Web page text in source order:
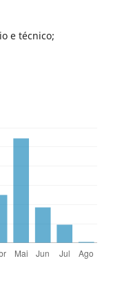
e técnico;